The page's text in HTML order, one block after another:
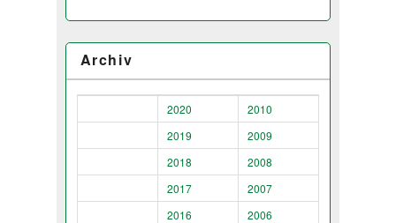
Archiv
2020
2010
2019
2009
2018
2008
2017
2007
2016
2006